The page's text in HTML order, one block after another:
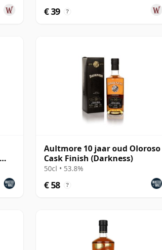
€ 39 ?
Aultmore 10 jaar oud Oloroso
Cask Finish (Darkness)
50cl • 53.8%
€ 58 ?